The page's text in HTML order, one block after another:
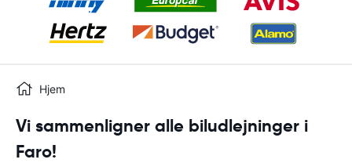
Hjem
Vi sammenligner alle biludlejninger i
Faro!